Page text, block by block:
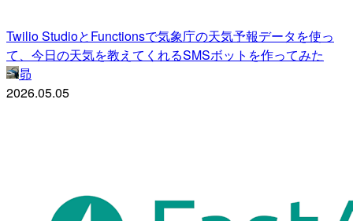
Twilio StudioとFunctionsで気象庁の天気予報データを使っ
て、今日の天気を教えてくれるSMSボットを作ってみた
昴
2026.05.05